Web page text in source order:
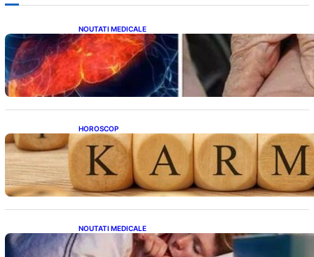
NOUTATI MEDICALE
Ficatul Gras: Semnalul Ușor Ignorat de la
Picioare și Importanța Diagnosticării Timpurii
HOROSCOP
Eclipsa și Karma: Impactul Emoțional Asupra
Zodiilor Leu și Vărsător
NOUTATI MEDICALE
Tusea seacă nocturnă: Semnale importante